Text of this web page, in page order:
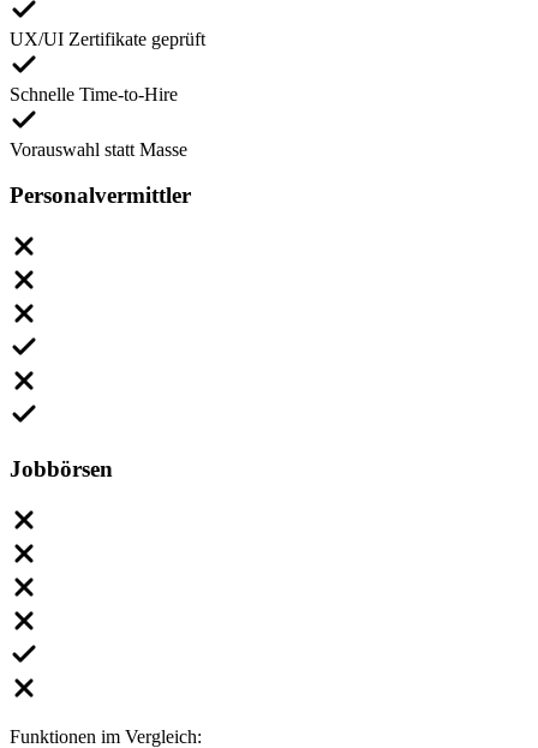
UX/UI Zertifikate geprüft
Schnelle Time-to-Hire
Vorauswahl statt Masse
Personalvermittler
Jobbörsen
Funktionen im Vergleich: